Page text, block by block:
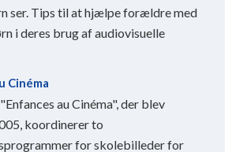
ser. Tips til at hjælpe forældre med
i deres brug af audiovisuelle
Cinéma
au Cinéma", der blev
koordinerer to
for skolebilleder for